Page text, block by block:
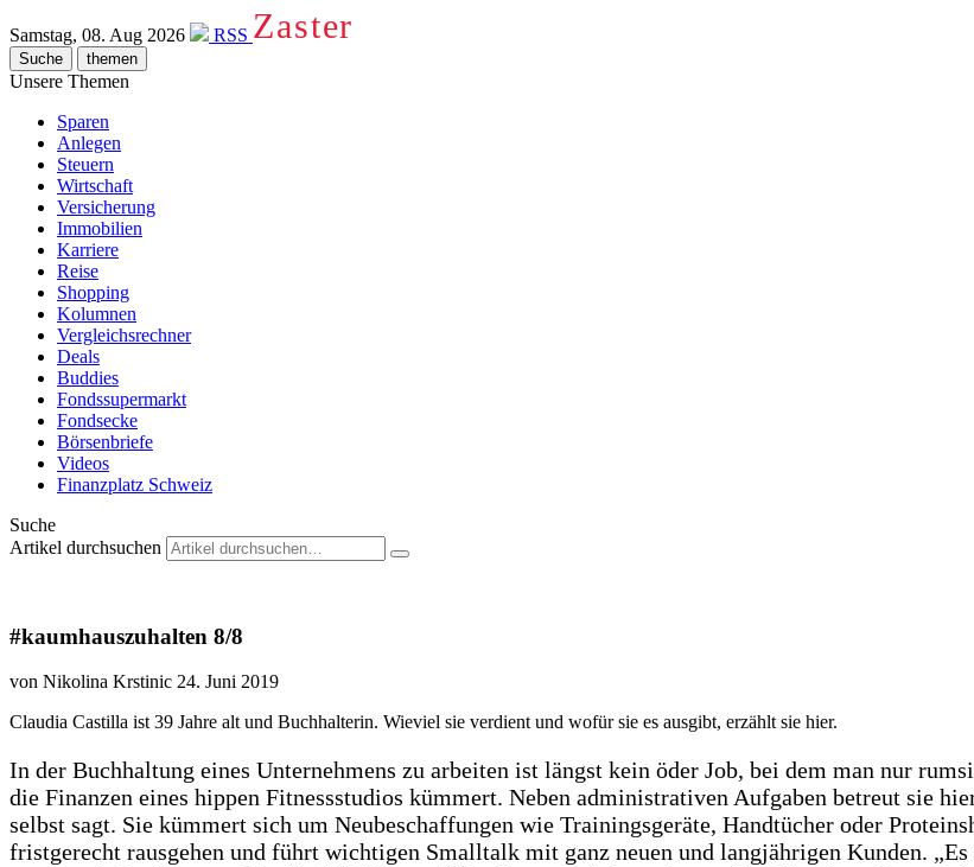
Samstag, 08. Aug 2026 RSS Zaster
Suche themen
Unsere Themen
Sparen
Anlegen
Steuern
Wirtschaft
Versicherung
Immobilien
Karriere
Reise
Shopping
Kolumnen
Vergleichsrechner
Deals
Buddies
Fondssupermarkt
Fondsecke
Börsenbriefe
Videos
Finanzplatz Schweiz
Suche
Artikel durchsuchen
#kaumhauszuhalten 8/8
von Nikolina Krstinic 24. Juni 2019
Claudia Castilla ist 39 Jahre alt und Buchhalterin. Wieviel sie verdient und wofür sie es ausgibt, erzählt sie hier.
In der Buchhaltung eines Unternehmens zu arbeiten ist längst kein öder Job, bei dem man nur
die Finanzen eines hippen Fitnessstudios kümmert. Neben administrativen Aufgaben betreut sie
selbst sagt. Sie kümmert sich um Neubeschaffungen wie Trainingsgeräte, Handtücher oder
fristgerecht rausgehen und führt wichtigen Smalltalk mit ganz neuen und langjährigen Kunden.